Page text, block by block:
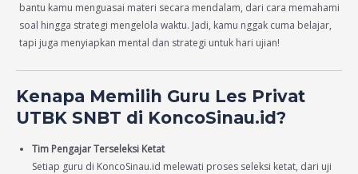
bantu kamu menguasai materi secara mendalam, dari cara memahami
soal hingga strategi mengelola waktu. Jadi, kamu nggak cuma belajar,
tapi juga menyiapkan mental dan strategi untuk hari ujian!
Kenapa Memilih Guru Les Privat
UTBK SNBT di KoncoSinau.id?
Tim Pengajar Terseleksi Ketat
Setiap guru di KoncoSinau.id melewati proses seleksi ketat, dari uji